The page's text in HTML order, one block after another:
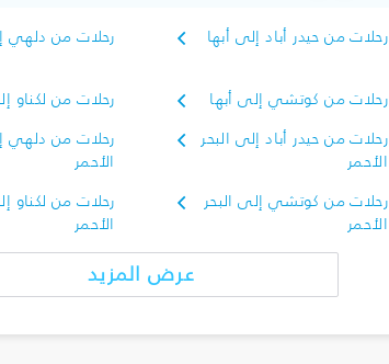
رحلات من حيدر أباد إلى أبها رحلات من دلهي
رحلات من كوتشي إلى أبها رحلات من لكناو
رحلات من حيدر أباد إلى البحر
الأحمر
رحلات من دلهي
الأحمر
رحلات من كوتشي إلى البحر
الأحمر
رحلات من لكناو
الأحمر
عرض المزيد